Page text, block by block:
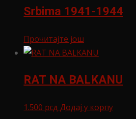
Srbima 1941-1944
Прочитајте још
RAT NA BALKANU
1.500 рсд Додај у корпу